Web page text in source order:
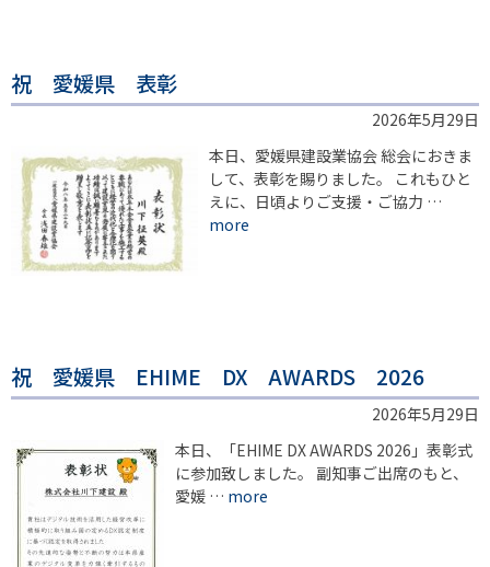
祝 愛媛県 表彰
2026年5月29日
本日、愛媛県建設業協会 総会におきま
して、表彰を賜りました。 これもひと
えに、日頃よりご支援・ご協力 …
more
祝 愛媛県 EHIME DX AWARDS 2026
2026年5月29日
本日、「EHIME DX AWARDS 2026」表彰式
に参加致しました。 副知事ご出席のもと、
愛媛 … more